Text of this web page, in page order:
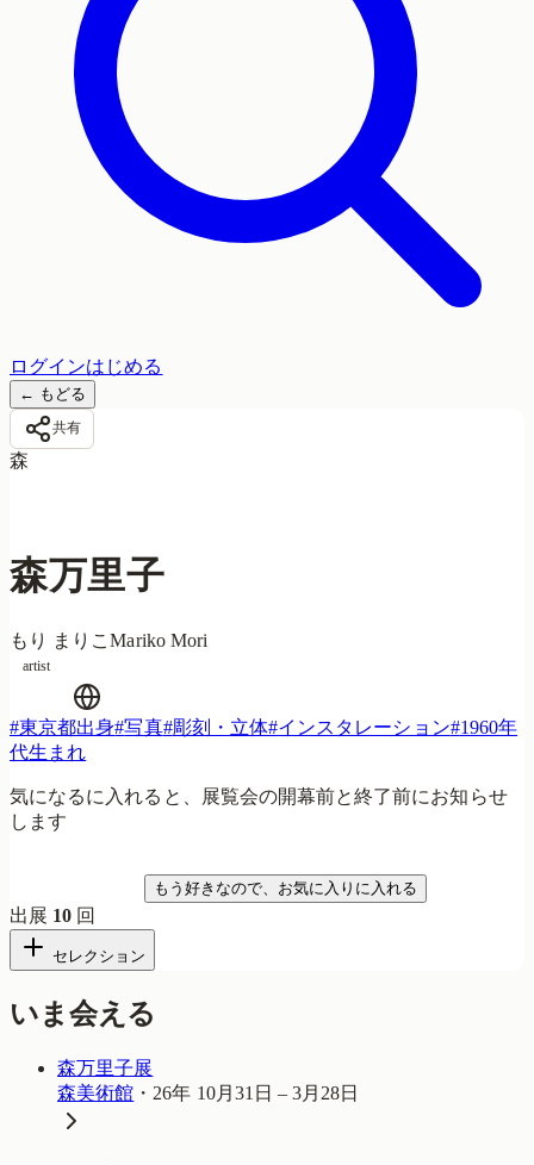
ログインはじめる
← もどる
共有
森
森万里子
もり まりこMariko Mori
artist
#東京都出身#写真#彫刻・立体#インスタレーション#1960年
代生まれ
気になるに入れると、展覧会の開幕前と終了前にお知らせ
します
もう好きなので、お気に入りに入れる
出展 10 回
セレクション
いま会える
森万里子展
森美術館 ・ 26年 10月31日 – 3月28日